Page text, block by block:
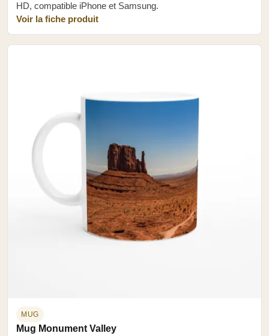
HD, compatible iPhone et Samsung.
Voir la fiche produit
MUG
Mug Monument Valley